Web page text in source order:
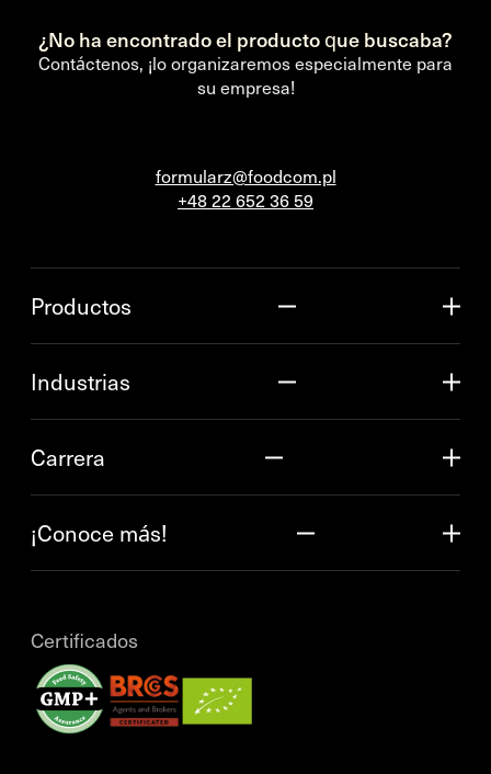
¿No ha encontrado el producto que buscaba?
Contáctenos, ¡lo organizaremos especialmente para
su empresa!
formularz@foodcom.pl
+48 22 652 36 59
Productos
Industrias
Carrera
¡Conoce más!
Certificados